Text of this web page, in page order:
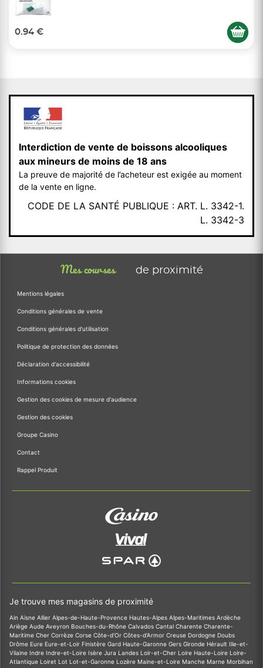
0.94 €
Interdiction de vente de boissons alcooliques
aux mineurs de moins de 18 ans
La preuve de majorité de l’acheteur est exigée au moment
de la vente en ligne.
CODE DE LA SANTÉ PUBLIQUE : ART. L. 3342-1.
L. 3342-3
Mes courses de proximité
Mentions légales
Conditions générales de vente
Conditions générales d'utilisation
Politique de protection des données
Déclaration d'accessibilité
Informations cookies
Gestion des cookies de mesure d'audience
Gestion des cookies
Groupe Casino
Contact
Rappel Produit
Je trouve mes magasins de proximité
Ain Aisne Allier Alpes-de-Haute-Provence Hautes-Alpes Alpes-Maritimes Ardèche
Ariège Aude Aveyron Bouches-du-Rhône Calvados Cantal Charente Charente-
Maritime Cher Corrèze Corse Côte-d'Or Côtes-d'Armor Creuse Dordogne Doubs
Drôme Eure Eure-et-Loir Finistère Gard Haute-Garonne Gers Gironde Hérault Ille-et-
Vilaine Indre Indre-et-Loire Isère Jura Landes Loir-et-Cher Loire Haute-Loire Loire-
Atlantique Loiret Lot Lot-et-Garonne Lozère Maine-et-Loire Manche Marne Morbihan